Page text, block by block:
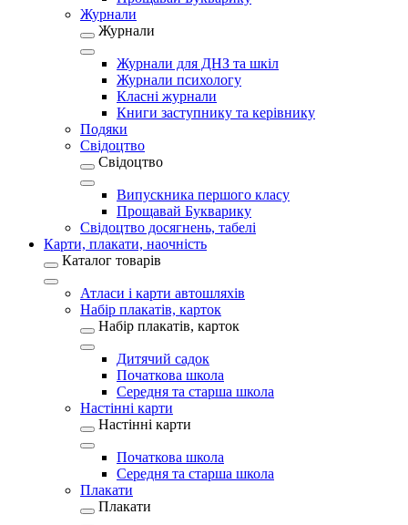
Журнали
Журнали
Журнали для ДНЗ та шкіл
Журнали психологу
Класні журнали
Книги заступнику та керівнику
Подяки
Свідоцтво
Свідоцтво
Випускника першого класу
Прощавай Букварику
Свідоцтво досягнень, табелі
Карти, плакати, наочність
Каталог товарів
Атласи і карти автошляхів
Набір плакатів, карток
Набір плакатів, карток
Дитячий садок
Початкова школа
Середня та старша школа
Настінні карти
Настінні карти
Початкова школа
Середня та старша школа
Плакати
Плакати